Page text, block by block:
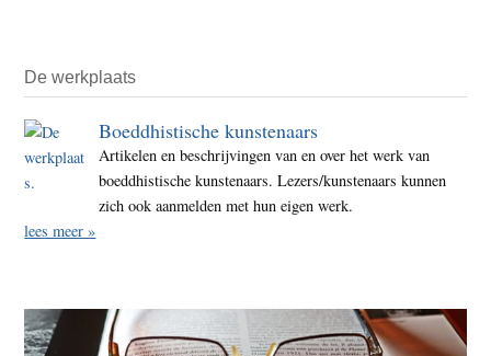
De werkplaats
Boeddhistische kunstenaars
Artikelen en beschrijvingen van en over het werk van
boeddhistische kunstenaars. Lezers/kunstenaars kunnen
zich ook aanmelden met hun eigen werk.
lees meer »